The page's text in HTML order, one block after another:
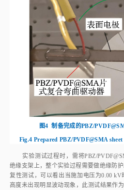
图4 制备完成的PBZ/
Fig.4 Prepared PBZ/PVDF@SMA
实验测试过程时，需将PBZ/
绝缘支架上，整个实验过程需要做绝缘防护
复性测试，可以看出当施加电压为0.00
高度未出现明显波动现象，此测试结果作